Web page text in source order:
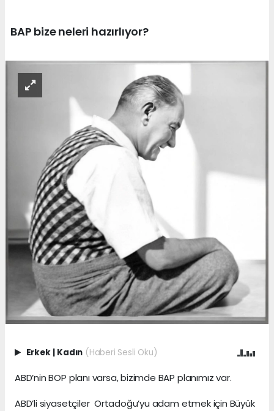
BAP bize neleri hazırlıyor?
Erkek Kadın (Haberi Sesli Oku)
ABD’nin BOP planı varsa, bizimde BAP planımız var.
ABD’li siyasetçiler Ortadoğu’yu adam etmek için Büyük